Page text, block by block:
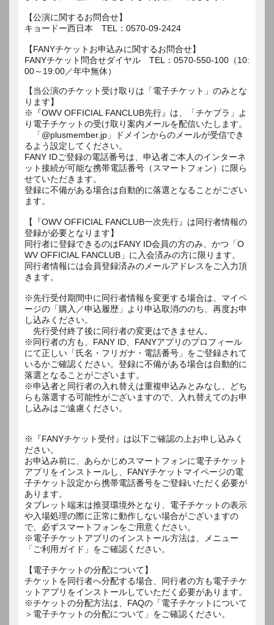
【公演に関するお問合せ】
キョードー西日本 TEL：0570-09-2424
【FANYチケットお申込みに関するお問合せ】
FANYチケット問合せダイヤル TEL：0570-550-100（10:
00～19:00／年中無休）
【当公演のチケット受け取りは「電子チケット」のみとな
ります】
※『OWV OFFICIAL FANCLUB先行』は、「チケプラ」よ
り電子チケットの受け取り案内メールを配信いたします。
「@plusmember.jp」ドメインからのメールが受信でき
るよう設定してください。
FANY IDご登録の電話番号は、申込者ご本人のインターネ
ット接続が可能な携帯電話番号（スマートフォン）に限ら
せていただきます。
登録に不備がある場合は自動的に落選となることがござい
ます。
【『OWV OFFICIAL FANCLUB一次先行』は同行者情報の
登録が必要となります】
同行者に登録できるのはFANY ID会員の方のみ、かつ「O
WV OFFICIAL FANCLUB」に入会済みの方に限ります。
同行者情報には会員登録済みのメールアドレスをご入力頂
きます。
※先行受付期間中に同行者情報を変更する場合は、マイペ
ージの「購入／申込履歴」より申込取消ののち、再度お申
し込みください。
先行受付終了後に同行者の変更はできません。
※同行者の方も、FANY ID、FANYアプリのプロフィール
にて正しい「氏名・フリガナ・電話番号」をご登録されて
いるかご確認ください。登録に不備がある場合は自動的に
落選となることがございます。
※申込者と同行者の入れ替えは重複申込みとみなし、どち
らも落選する可能性がございますので、入れ替えてのお申
し込みはご遠慮ください。
※『FANYチケット受付』は以下ご確認の上お申し込みく
ださい。
お申込み前に、あらかじめスマートフォンに電子チケット
アプリをインストールし、FANYチケットマイページの電
子チケット設定から携帯電話番号をご登録いただく必要が
あります。
タブレット端末は推奨環境外となり、電子チケットの表示
や入場処理の際に正常に動作しない場合がございますの
で、必ずスマートフォンをご用意ください。
※電子チケットアプリのインストール方法は、メニュー
「ご利用ガイド」をご確認ください。
【電子チケットの分配について】
チケットを同行者へ分配する場合、同行者の方も電子チケ
ットアプリをインストールしていただく必要があります。
※チケットの分配方法は、FAQの「電子チケットについて
＞電子チケットの分配について」をご確認ください。